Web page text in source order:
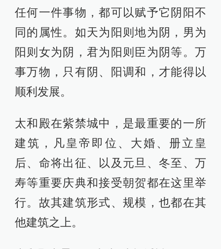
任何一件事物，都可以赋予它阴阳不
同的属性。如天为阳则地为阴，男为
阳则女为阴，君为阳则臣为阴等。万
事万物，只有阴、阳调和，才能得以
顺利发展。
太和殿在紫禁城中，是最重要的一所
建筑，凡皇帝即位、大婚、册立皇
后、命将出征、以及元旦、冬至、万
寿等重要庆典和接受朝贺都在这里举
行。故其建筑形式、规模，也都在其
他建筑之上。